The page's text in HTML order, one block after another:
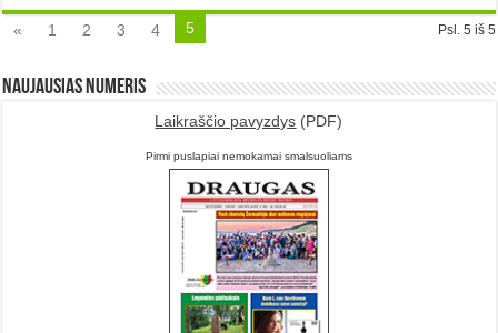
Psl. 5 iš 5
« 1 2 3 4 5
Naujausias numeris
Laikraščio pavyzdys (PDF)
Pirmi puslapiai nemokamai smalsuoliams